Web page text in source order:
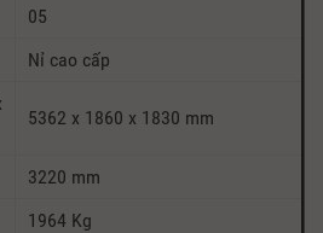
05
Nỉ cao cấp
5362 x 1860 x 1830 mm
3220 mm
1964 Kg